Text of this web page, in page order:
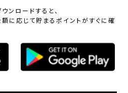
ンロードすると、
に応じて貯まるポイントがすぐに確